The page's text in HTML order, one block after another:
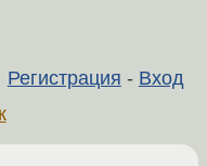
Регистрация - Вход